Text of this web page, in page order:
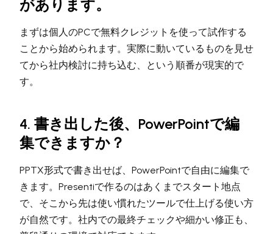
があります。
まずは個人のPCで無料クレジットを使って試作する
ことから始められます。実際に動いているものを見せ
てから社内検討に持ち込む、という順番が現実的で
す。
4. 書き出した後、PowerPointで編
集できますか？
PPTX形式で書き出せば、PowerPointで自由に編集で
きます。Presentiで作るのはあくまでスタート地点
で、そこから先は使い慣れたツールで仕上げる使い方
が自然です。社内での最終チェックや細かい修正も、